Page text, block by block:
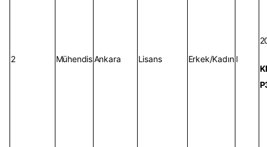
2 MühendisAnkara Lisans Erkek/Kadın l